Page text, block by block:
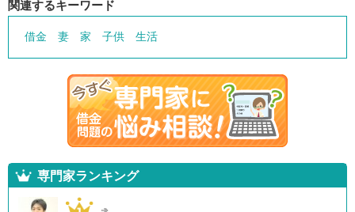
関連するキーワード
借金 妻 家 子供 生活
専門家ランキング